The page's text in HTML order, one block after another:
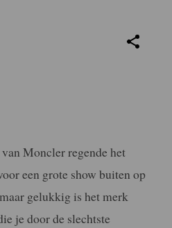
Moncler regende het
een grote show buiten op
gelukkig is het merk
je door de slechtste